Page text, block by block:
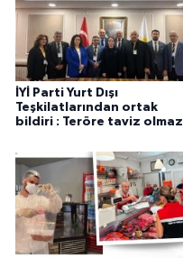
İYİ Parti Yurt Dışı
Teşkilatlarından ortak
bildiri : Teröre taviz olmaz